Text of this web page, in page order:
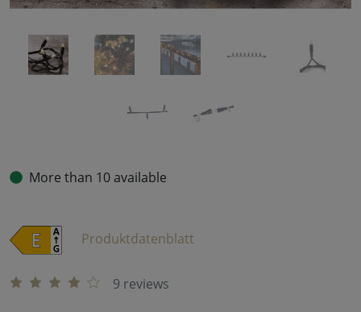
More than 10 available
Produktdatenblatt
9 reviews